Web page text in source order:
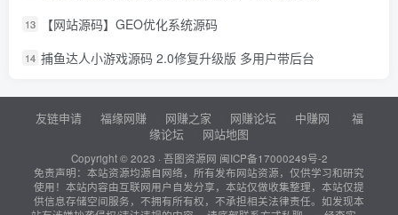
13 【网站源码】GEO优化系统源码
14 捕鱼达人小游戏源码 2.0修复升级版 多用户带后台
友链申请 福缘网赚 网赚之家 网赚论坛 中赚网
福
缘论坛
网站地图
Copyright © 2023 · 吾图资源网 闽ICP备17000249号-2
免责声明：本站资源均源自网络，所有发布网站资源，仅供学习和研究
使用！本站内容由互联网用户自发分享，本站仅做收集整理，本站仅提
供信息存储空间服务，不拥有所有权，不承担相关法律责任。如发现本